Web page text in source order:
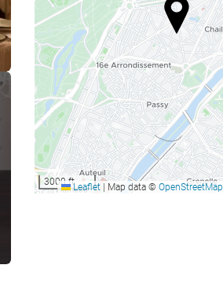
3000 ftLeaflet Map data © OpenStreetMap